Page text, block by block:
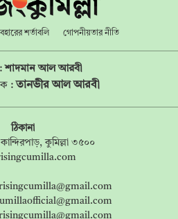
শর্তাবলি গোপনীয়তার নীতি
:শাদমান আল আরবী
: তানভীর আল আরবী
ঠিকানা
কুমিল্লা ৩৫০০